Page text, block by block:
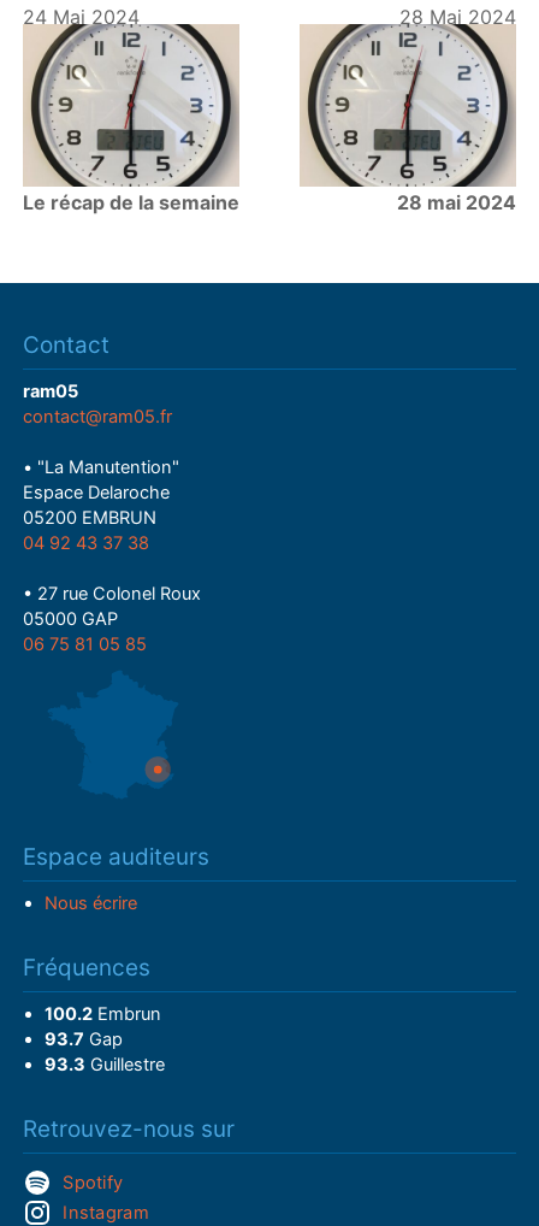
24 Mai 2024
Le récap de la semaine
28 Mai 2024
28 mai 2024
Contact
ram05
contact@ram05.fr
• "La Manutention"
Espace Delaroche
05200 EMBRUN
04 92 43 37 38
• 27 rue Colonel Roux
05000 GAP
06 75 81 05 85
Espace auditeurs
Nous écrire
Fréquences
100.2Embrun
93.7 Gap
93.3 Guillestre
Retrouvez-nous sur
Spotify
Instagram